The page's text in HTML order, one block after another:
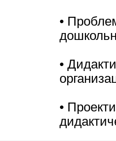
•
•
•